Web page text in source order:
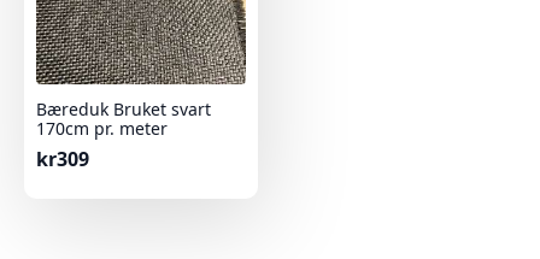
Bæreduk Bruket svart
170cm pr. meter
kr309